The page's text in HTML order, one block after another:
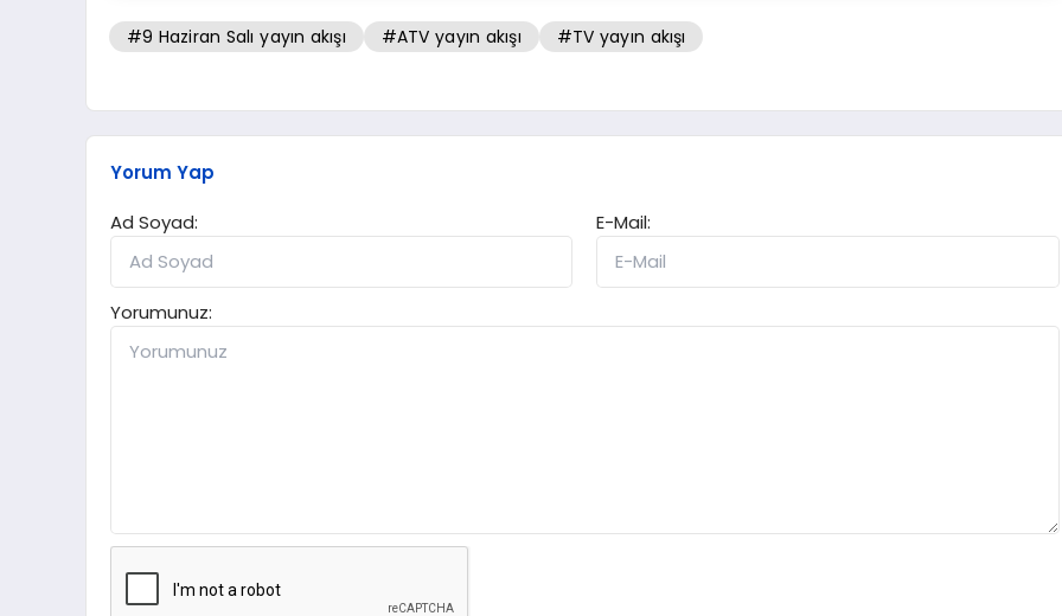
#9 Haziran Salı yayın akışı #ATV yayın akışı #TV yayın akışı
Yorum Yap
Ad Soyad:
E-Mail:
Yorumunuz: